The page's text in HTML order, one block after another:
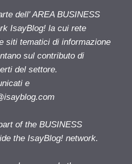
dell' AREA BUSINESS
IsayBlog! la cui rete
siti tematici di informazione
sul contributo di
del settore.
e
of the BUSINESS
the IsayBlog! network.